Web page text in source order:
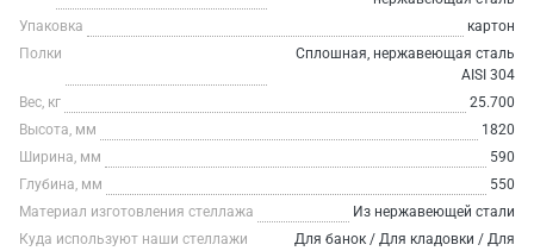
Упаковка
картон
Полки
Сплошная, нержавеющая сталь
AISI 304
Вес, кг
25.700
Высота, мм
1820
Ширина, мм
590
Глубина, мм
550
Материал изготовления стеллажа
Из нержавеющей стали
Куда используют наши стеллажи
Для банок / Для кладовки / Для